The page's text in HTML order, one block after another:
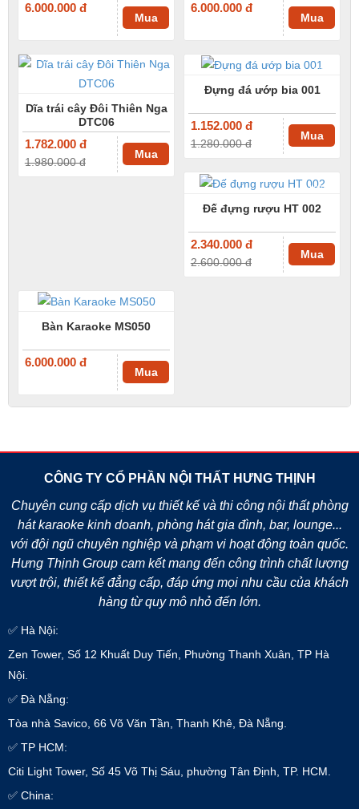
6.000.000 đ
Mua
6.000.000 đ
Mua
Dĩa trái cây Đôi Thiên Nga
DTC06
1.782.000 đ
-10%
1.980.000 đ
Mua
Đựng đá ướp bia 001
1.152.000 đ
-10%
1.280.000 đ
Mua
Đế đựng rượu HT 002
2.340.000 đ
-10%
2.600.000 đ
Mua
Bàn Karaoke MS050
6.000.000 đ
Mua
CÔNG TY CỔ PHẦN NỘI THẤT HƯNG THỊNH
Chuyên cung cấp dịch vụ thiết kế và thi công nội thất phòng
hát karaoke kinh doanh, phòng hát gia đình, bar, lounge...
với đội ngũ chuyên nghiệp và phạm vi hoạt động toàn quốc.
Hưng Thịnh Group cam kết mang đến công trình chất lượng
vượt trội, thiết kế đẳng cấp, đáp ứng mọi nhu cầu của khách
hàng từ quy mô nhỏ đến lớn.
✅ Hà Nội:
Zen Tower, Số 12 Khuất Duy Tiến, Phường Thanh Xuân, TP Hà
Nội.
✅ Đà Nẵng:
Tòa nhà Savico, 66 Võ Văn Tần, Thanh Khê, Đà Nẵng.
✅ TP HCM:
Citi Light Tower, Số 45 Võ Thị Sáu, phường Tân Định, TP. HCM.
✅ China: